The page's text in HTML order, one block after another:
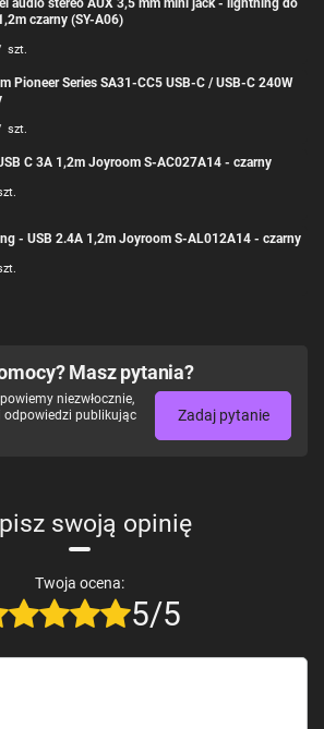
audio stereo AUX 3,5 mm mini jack - lightning do
czarny (SY-A06)
szt.
Pioneer Series SA31-CC5 USB-C / USB-C 240W
szt.
C 3A 1,2m Joyroom S-AC027A14 - czarny
- USB 2.4A 1,2m Joyroom S-AL012A14 - czarny
Masz pytania?
niezwłocznie,
odpowiedzi publikując
Zadaj pytanie
swoją opinię
Twoja ocena:
5/5